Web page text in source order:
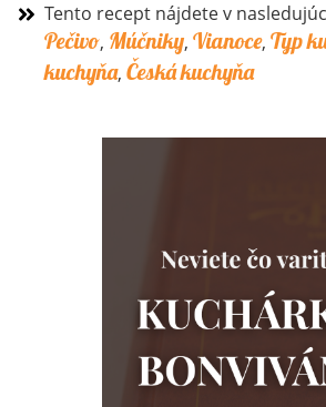
Tento recept nájdete v
Pečivo, Múčniky, Vianoce, Typ
kuchyňa, Česká kuchyňa